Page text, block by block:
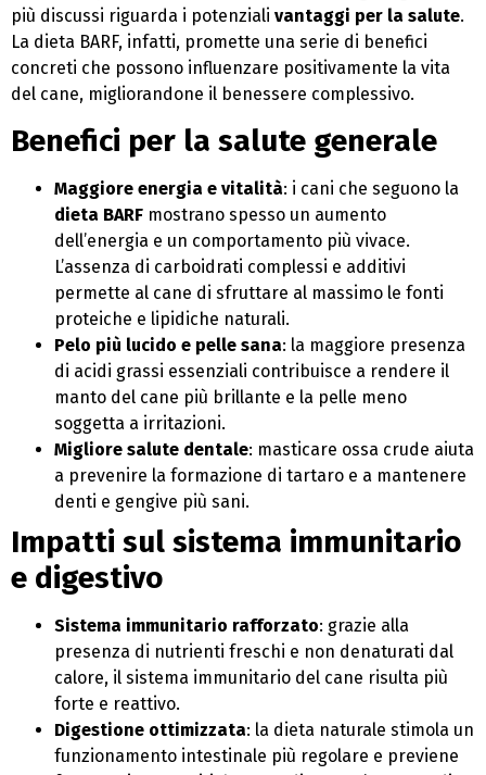
più discussi riguarda i potenziali vantaggi per la salute.
La dieta BARF, infatti, promette una serie di benefici
concreti che possono influenzare positivamente la vita
del cane, migliorandone il benessere complessivo.
Benefici per la salute generale
Maggiore energia e vitalità: i cani che seguono la
dieta BARF mostrano spesso un aumento
dell’energia e un comportamento più vivace.
L’assenza di carboidrati complessi e additivi
permette al cane di sfruttare al massimo le fonti
proteiche e lipidiche naturali.
Pelo più lucido e pelle sana: la maggiore presenza
di acidi grassi essenziali contribuisce a rendere il
manto del cane più brillante e la pelle meno
soggetta a irritazioni.
Migliore salute dentale: masticare ossa crude aiuta
a prevenire la formazione di tartaro e a mantenere
denti e gengive più sani.
Impatti sul sistema immunitario
e digestivo
Sistema immunitario rafforzato: grazie alla
presenza di nutrienti freschi e non denaturati dal
calore, il sistema immunitario del cane risulta più
forte e reattivo.
Digestione ottimizzata: la dieta naturale stimola un
funzionamento intestinale più regolare e previene